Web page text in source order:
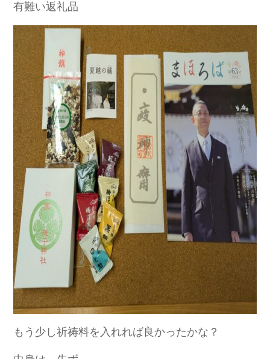
有難い返礼品
もう少し祈祷料を入れれば良かったかな？